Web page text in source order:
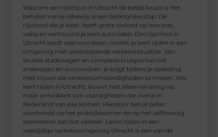
Waarom een ​​rijschool in Utrecht de beste keuze is Het
behalen van je rijbewijs is een belangrijke stap. De
rijschool die je kiest, heeft grote invloed op hoe snel,
veilig en vertrouwd je leert autorijden. Een rijschool in
Utrecht biedt veel voordelen, omdat je leert rijden in een
omgeving met uiteenlopende verkeerssituaties. Van
drukke stadswegen en complexe kruispunten tot
snelwegen en woonwijken: je krijgt tijdens je opleiding
met vrijwel alle verkeersomstandigheden te maken. Wie
leert rijden in Utrecht, bouwt niet alleen ervaring op,
maar ontwikkelt ook vaardigheden die overal in
Nederland van pas komen. Hierdoor ben je beter
voorbereid op het praktijkexamen én op het zelfstandig
deelnemen aan het verkeer. Leren rijden in een
veelzijdige verkeersomgeving Utrecht is een van de